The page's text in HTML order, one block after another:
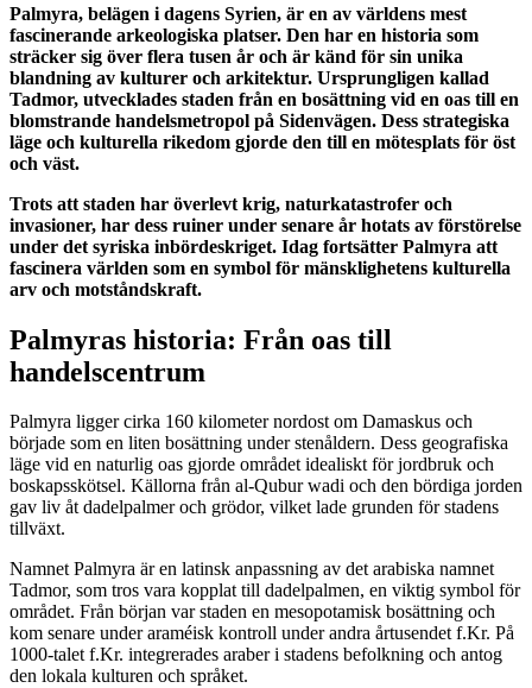
Palmyra, belägen i dagens Syrien, är en av världens mest
fascinerande arkeologiska platser. Den har en historia som
sträcker sig över flera tusen år och är känd för sin unika
blandning av kulturer och arkitektur. Ursprungligen kallad
Tadmor, utvecklades staden från en bosättning vid en oas till en
blomstrande handelsmetropol på Sidenvägen. Dess strategiska
läge och kulturella rikedom gjorde den till en mötesplats för öst
och väst.
Trots att staden har överlevt krig, naturkatastrofer och
invasioner, har dess ruiner under senare år hotats av förstörelse
under det syriska inbördeskriget. Idag fortsätter Palmyra att
fascinera världen som en symbol för mänsklighetens kulturella
arv och motståndskraft.
Palmyras historia: Från oas till
handelscentrum
Palmyra ligger cirka 160 kilometer nordost om Damaskus och
började som en liten bosättning under stenåldern. Dess geografiska
läge vid en naturlig oas gjorde området idealiskt för jordbruk och
boskapsskötsel. Källorna från al-Qubur wadi och den bördiga jorden
gav liv åt dadelpalmer och grödor, vilket lade grunden för stadens
tillväxt.
Namnet Palmyra är en latinsk anpassning av det arabiska namnet
Tadmor, som tros vara kopplat till dadelpalmen, en viktig symbol för
området. Från början var staden en mesopotamisk bosättning och
kom senare under araméisk kontroll under andra årtusendet f.Kr. På
1000-talet f.Kr. integrerades araber i stadens befolkning och antog
den lokala kulturen och språket.